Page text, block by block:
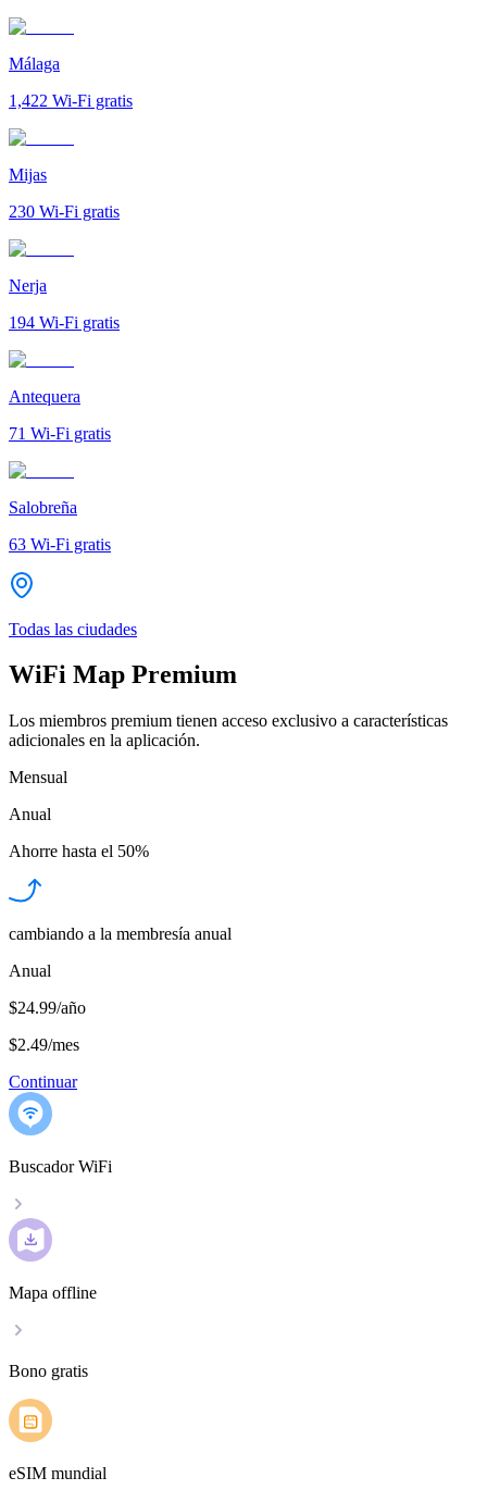
Málaga
1,422 Wi-Fi gratis
Mijas
230 Wi-Fi gratis
Nerja
194 Wi-Fi gratis
Antequera
71 Wi-Fi gratis
Salobreña
63 Wi-Fi gratis
Todas las ciudades
WiFi Map Premium
Los miembros premium tienen acceso exclusivo a características
adicionales en la aplicación.
Mensual
Anual
Ahorre hasta el 50%
cambiando a la membresía anual
Anual
$24.99/año
$2.49/mes
Continuar
Buscador WiFi
Mapa offline
Bono gratis
eSIM mundial